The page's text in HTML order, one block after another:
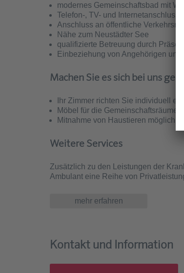
modernes Gemeinschaftsbad mit
Telefon-, TV- und Internetanschluss
Anschluss an öffentliche
Nähe zum Neustädter See
qualifizierte Betreuung durch
Einbeziehung von Angehörigen und
Machen Sie es sich bei uns
Ihr Zimmer richten Sie individuell
Möbel für die Gemeinschaftsräume
Mitnahme von Haustieren möglich
Weitere Services
Zusätzlich zu den Leistungen der
Ambulant eine Reihe von
mehr erfahren
Kontakt und Information